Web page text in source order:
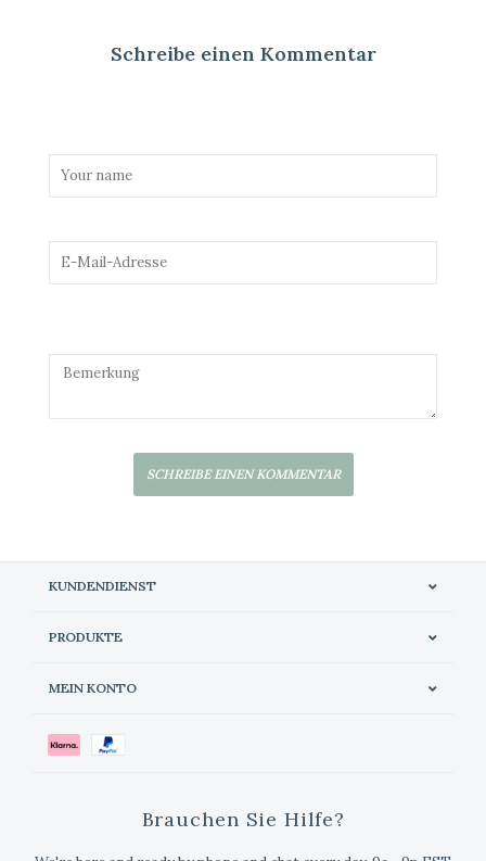
Schreibe einen Kommentar
SCHREIBE EINEN KOMMENTAR
KUNDENDIENST
PRODUKTE
MEIN KONTO
Brauchen Sie Hilfe?